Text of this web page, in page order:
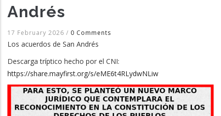
Andrés
17 February 2026 / 0 Comments
Los acuerdos de San Andrés
Descarga tríptico hecho por el CNI:
https://share.mayfirst.org/s/eME6t4RLydwNLiw